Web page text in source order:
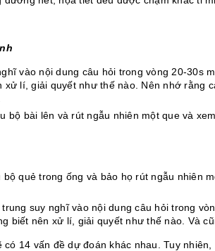
vào nội dung câu hỏi trong vòng 20-30s
xử lí, giải quyết như thế nào. Nên nhớ rằng
bộ bài lên và rút ngẫu nhiên một que và
bộ quẻ trong ống và bảo họ rút ngẫu nhiên
trung suy nghĩ vào nội dung câu hỏi trong
biết nên xử lí, giải quyết như thế nào. Và
có 14 vấn đề dự đoán khác nhau. Tuy